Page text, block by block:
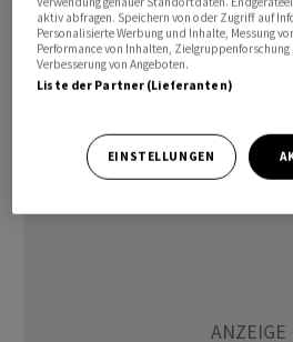
ausländische Unternehmen an
Stabilisierung des libyschen
In Libyen war nach dem Sturz
ausgebrochen, der bis heute
aktiv abfragen. Speichern von oder Zugriff auf
Personalisierte Werbung und Inhalte, Messung
Performance von Inhalten,
Verbesserung von Angeboten.
Liste der Partner (Lieferanten)
EINSTELLUNGEN